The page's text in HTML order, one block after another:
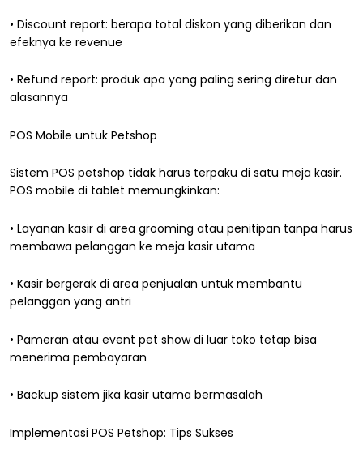
• Discount report: berapa total diskon yang diberikan dan
efeknya ke revenue
• Refund report: produk apa yang paling sering diretur dan
alasannya
POS Mobile untuk Petshop
Sistem POS petshop tidak harus terpaku di satu meja kasir.
POS mobile di tablet memungkinkan:
• Layanan kasir di area grooming atau penitipan tanpa harus
membawa pelanggan ke meja kasir utama
• Kasir bergerak di area penjualan untuk membantu
pelanggan yang antri
• Pameran atau event pet show di luar toko tetap bisa
menerima pembayaran
• Backup sistem jika kasir utama bermasalah
Implementasi POS Petshop: Tips Sukses